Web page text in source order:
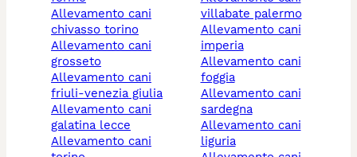
allevamento cani
chivasso torino
allevamento cani
grosseto
allevamento cani
friuli-venezia giulia
allevamento cani
galatina lecce
allevamento cani
villabate palermo
allevamento cani
imperia
allevamento cani
foggia
allevamento cani
sardegna
allevamento cani
liguria